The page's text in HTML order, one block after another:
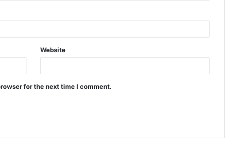
Website
for the next time I comment.